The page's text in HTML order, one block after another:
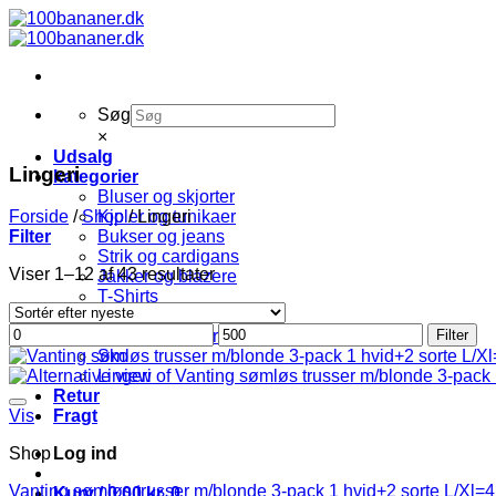
Fortsæt
til
Søg
×
Udsalg
kategorier
Bluser og skjorter
Kjoler og tunikaer
Bukser og jeans
Strik og cardigans
Jakker og blazere
T-Shirts
Accessories
Leggings og strømper
Sko
Lingeri
Retur
Fragt
Log ind
Lingeri
Forside / Shop /Lingeri
Filter
Viser 1–12 af 43 resultaterSorteret
seneste
Mindste
pris
Højeste
pris
Filter
Vis
Shop
Vanting sømløs trusser m/blonde 3-pack 1 hvid+2 sorte L/